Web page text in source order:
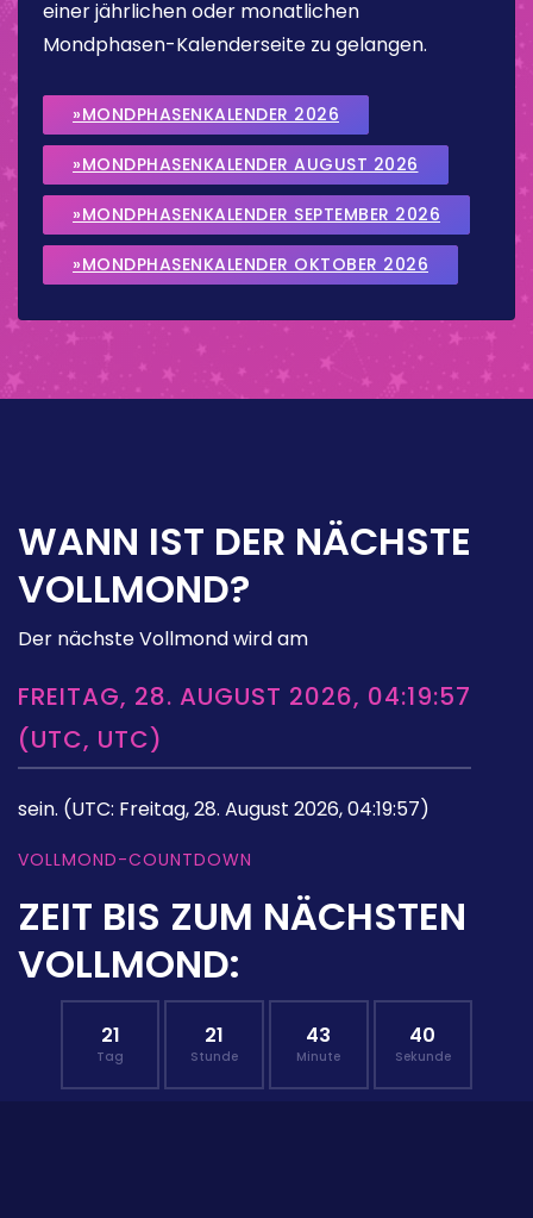
einer jährlichen oder monatlichen
Mondphasen-Kalenderseite zu gelangen.
»MONDPHASENKALENDER 2026
»MONDPHASENKALENDER AUGUST 2026
»MONDPHASENKALENDER SEPTEMBER 2026
»MONDPHASENKALENDER OKTOBER 2026
WANN IST DER NÄCHSTE
VOLLMOND?
Der nächste Vollmond wird am
FREITAG, 28. AUGUST 2026, 04:19:57
(UTC, UTC)
sein. (UTC: Freitag, 28. August 2026, 04:19:57)
VOLLMOND-COUNTDOWN
ZEIT BIS ZUM NÄCHSTEN
VOLLMOND:
21
Tag
21
Stunde
43
Minute
39
Sekunde